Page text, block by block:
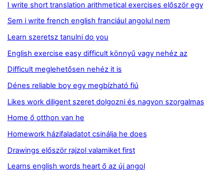
I write short translation arithmetical exercises először egy
Sem i write french english franciául angolul nem
Learn szeretsz tanulni do you
English exercise easy difficult könnyű vagy nehéz az
Difficult meglehetősen nehéz it is
Dénes reliable boy egy megbízható fiú
Likes work diligent szeret dolgozni és nagyon szorgalmas
Home ő otthon van he
Homework házifaladatot csinálja he does
Drawings először rajzol valamiket first
Learns english words heart ő az új angol